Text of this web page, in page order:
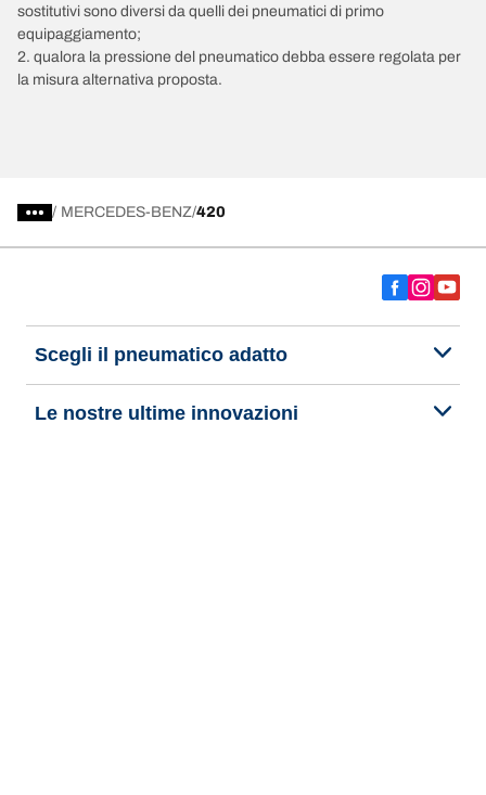
sostitutivi sono diversi da quelli dei pneumatici di primo
equipaggiamento;
2. qualora la pressione del pneumatico debba essere regolata per
la misura alternativa proposta.
/ MERCEDES-BENZ 420
Scegli il pneumatico adatto
Le nostre ultime innovazioni